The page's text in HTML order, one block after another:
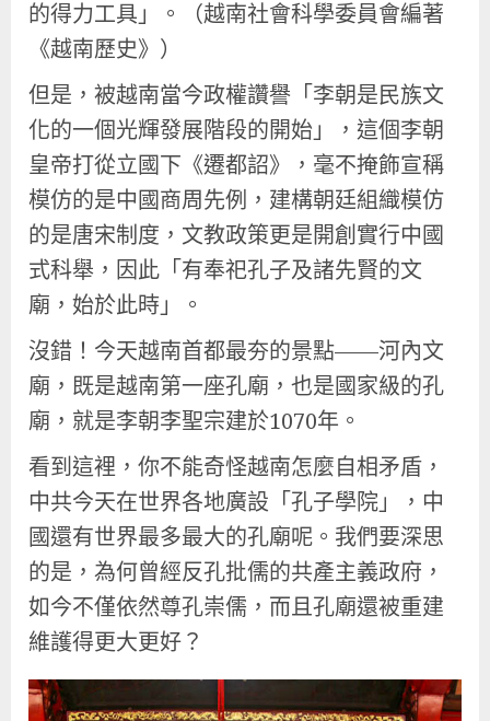
的得力工具」。（越南社會科學委員會編著
《越南歷史》）
但是，被越南當今政權讚譽「李朝是民族文
化的一個光輝發展階段的開始」，這個李朝
皇帝打從立國下《遷都詔》，毫不掩飾宣稱
模仿的是中國商周先例，建構朝廷組織模仿
的是唐宋制度，文教政策更是開創實行中國
式科舉，因此「有奉祀孔子及諸先賢的文
廟，始於此時」。
沒錯！今天越南首都最夯的景點——河內文
廟，既是越南第一座孔廟，也是國家級的孔
廟，就是李朝李聖宗建於1070年。
看到這裡，你不能奇怪越南怎麼自相矛盾，
中共今天在世界各地廣設「孔子學院」，中
國還有世界最多最大的孔廟呢。我們要深思
的是，為何曾經反孔批儒的共產主義政府，
如今不僅依然尊孔崇儒，而且孔廟還被重建
維護得更大更好？